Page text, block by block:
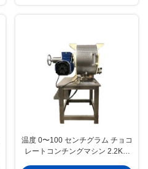
温度 0〜100 センチグラム チョコ
レートコンチングマシン 2.2KW